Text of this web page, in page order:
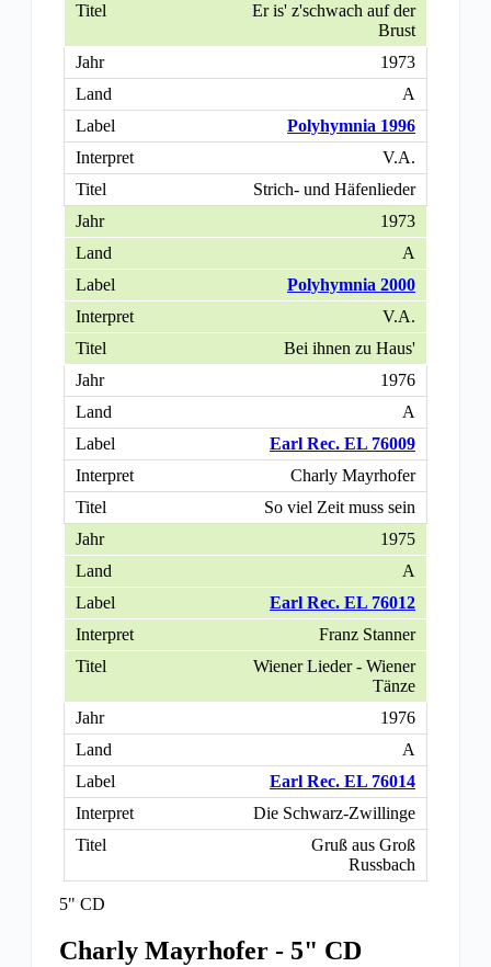
Er is' z'schwach auf der
Brust
1973
A
Polyhymnia 1996
V.A.
Strich- und Häfenlieder
1973
A
Polyhymnia 2000
V.A.
Bei ihnen zu Haus'
1976
A
Earl Rec. EL 76009
Charly Mayrhofer
So viel Zeit muss sein
1975
A
Earl Rec. EL 76012
Franz Stanner
Wiener Lieder - Wiener
Tänze
1976
A
Earl Rec. EL 76014
Die Schwarz-Zwillinge
Gruß aus Groß
Russbach
5" CD
Charly Mayrhofer - 5" CD